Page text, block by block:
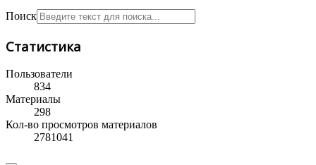
Поиск
Статистика
Пользователи
834
Материалы
298
Кол-во просмотров материалов
2781041